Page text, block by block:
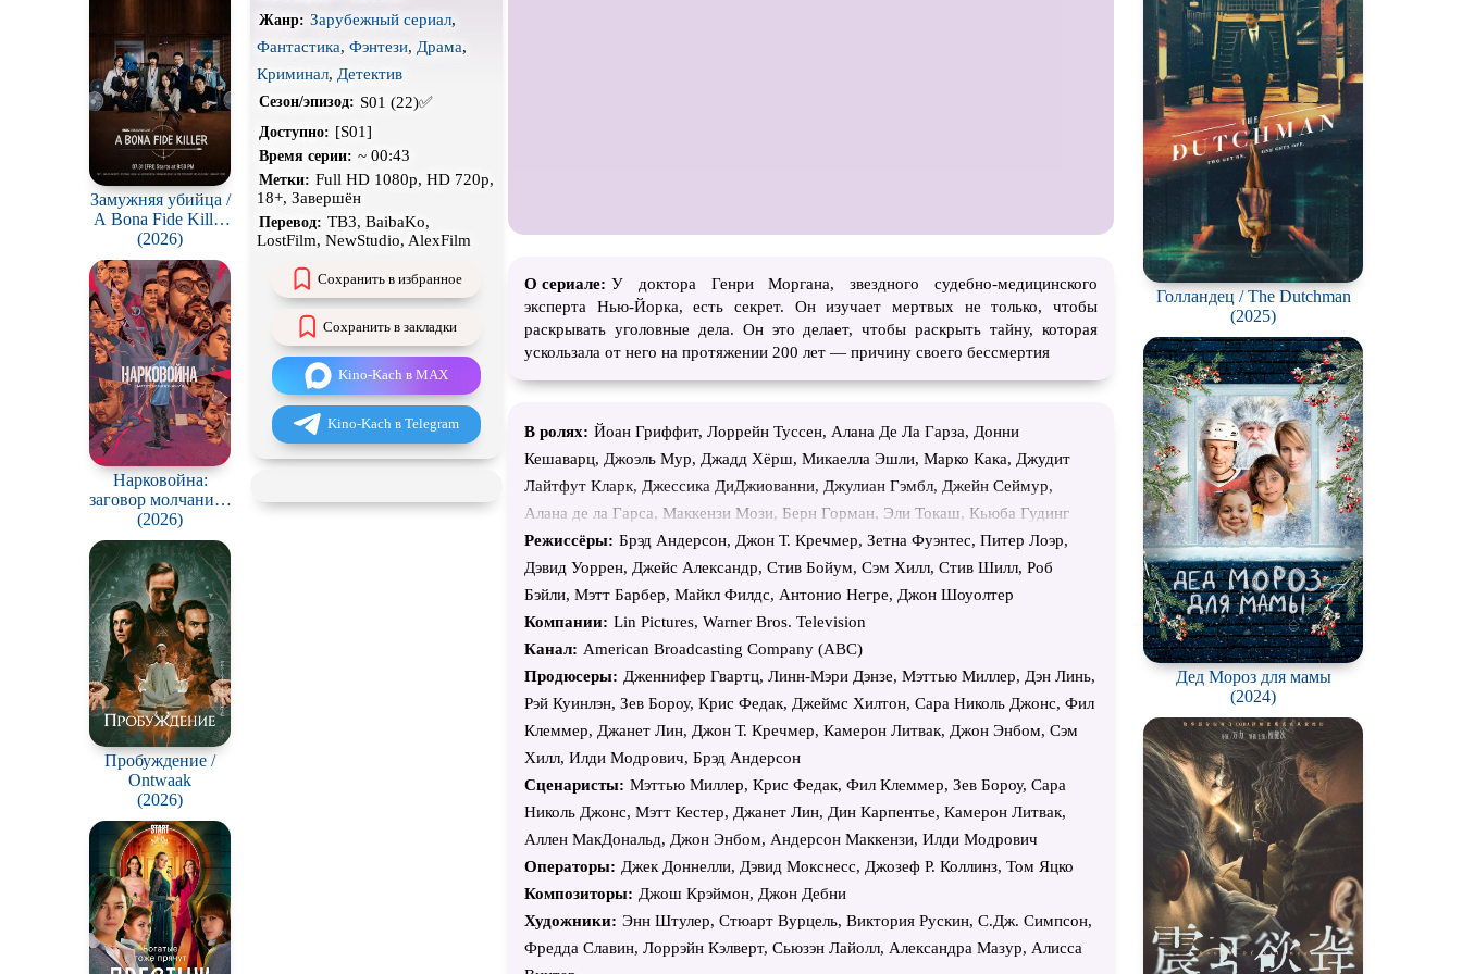
Замужняя убийца /
A Bona Fide Killer
(Yubunyeo killeo)
(2026)
Нарковойна:
заговор молчания /
Drug War: A
Conspiracy of Silence
(2026)
Пробуждение /
Ontwaak
(2026)
Экранизация
Жанр: Зарубежный сериал,
Фантастика, Фэнтези, Драма,
Криминал, Детектив
Сезон/эпизод: S01 (22)✅
Доступно: [S01]
Время серии: ~ 00:43
Метки: Full HD 1080p, HD 720p,
18+, Завершён
Перевод: ТВ3, BaibaKo,
LostFilm, NewStudio, AlexFilm
Сохранить в избранное
Сохранить в закладки
Kino-Kach в MAX
Kino-Kach в Telegram
О сериале: У доктора Генри Моргана, звездного судебно-медицинского
эксперта Нью-Йорка, есть секрет. Он изучает мертвых не только, чтобы
раскрывать уголовные дела. Он это делает, чтобы раскрыть тайну, которая
ускользала от него на протяжении 200 лет — причину своего бессмертия
В ролях: Йоан Гриффит, Лоррейн Туссен, Алана Де Ла Гарза, Донни
Кешаварц, Джоэль Мур, Джадд Хёрш, Микаелла Эшли, Марко Кака, Джудит
Лайтфут Кларк, Джессика ДиДжиованни, Джулиан Гэмбл, Джейн Сеймур,
Алана де ла Гарса, Маккензи Мози, Берн Горман, Эли Токаш, Кьюба Гудинг
мл., Шэмика Коттон, Хилари Бертон, Виктория Хэйнс, Джанет Зариш, Джек
Кениг, Кристиан Шайдер, Лоуренс Блум, Доминик Верджленд, Барбара Ив
Харрис, Лора Фрейзер, Розалинд Чао, Мэтер Зикел, Эдоардо Баллерини,
Джеймс МакДэниэл, Кэтлин Чэлфант, Джеймс Колби, Джон Ноубл, Шэйн
МакРей, Элизабет Альдерфер, Харрис Юлин, Тим Гини, Кларк Питерс, Меган
Кетч, Ли Тергесен, Джеймс МакКэффри, Джек Гилпин, Кристина Беннетт Линд,
Пол Фицджералд, Гэри Басараба, Джеффри Кантор, Корнелиус Смит мл., Рауль
Кассо, Джонни Раме, Роберт Петкофф, Сепиде Моафи, Эрин Дарк, Дон
Макманус, Фред Уэллер, Борис МакГайвер, Майкл Гилл, Майкл Аронов, Энди
Карл, Дэниэл Джерролл, Коттер Смит, Фрэнки Фэйзон, Эрик Уильям Моррис,
Кэти Пэкстон, Энди Мюррэй, Мэрил Уильямс, Дэйв Куэй, Роджер Рис, Кейт
Рогал, Келли АуКойн, Тим Рэнсом, Жаклин Антарамиан, Энджел Десаи, Патрик
Вудалл, Дэн Эбельс, Кармен Кабрера, Дэнни Деферрари, Джейни Брукшир,
Кетт Тортон, Доннамари Рекко, Лоуренс Арансио, Тай Джонс, Мик Хазен, Иден
Меришоу, Нил Хафф, Майк Хьюстон, Коби Либий, Ирина Дворовенко, Люк
Робертсон, Меган Тусинг, Кристина Брукато, Блэр Браун, Луба Мейсон, Стивен
Режиссёры: Брэд Андерсон, Джон Т. Кречмер, Зетна Фуэнтес, Питер Лоэр,
Дэвид Уоррен, Джейс Александр, Стив Бойум, Сэм Хилл, Стив Шилл, Роб
Бэйли, Мэтт Барбер, Майкл Филдс, Антонио Негре, Джон Шоуолтер
Компании: Lin Pictures, Warner Bros. Television
Канал: American Broadcasting Company (ABC)
Продюсеры: Дженнифер Гвартц, Линн-Мэри Дэнзе, Мэттью Миллер, Дэн Линь,
Рэй Куинлэн, Зев Бороу, Крис Федак, Джеймс Хилтон, Сара Николь Джонс, Фил
Клеммер, Джанет Лин, Джон Т. Кречмер, Камерон Литвак, Джон Энбом, Сэм
Хилл, Илди Модрович, Брэд Андерсон
Сценаристы: Мэттью Миллер, Крис Федак, Фил Клеммер, Зев Бороу, Сара
Николь Джонс, Мэтт Кестер, Джанет Лин, Дин Карпентье, Камерон Литвак,
Аллен МакДональд, Джон Энбом, Андерсон Маккензи, Илди Модрович
Операторы: Джек Доннелли, Дэвид Мокснесс, Джозеф Р. Коллинз, Том Яцко
Композиторы: Джош Крэймон, Джон Дебни
Художники: Энн Штулер, Стюарт Вурцель, Виктория Рускин, С.Дж. Симпсон,
Фредда Славин, Лоррэйн Кэлверт, Сьюзэн Лайолл, Александра Мазур, Алисса
Голландец / The Dutchman
(2025)
Дед Мороз для мамы
(2024)